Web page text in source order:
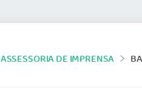
ASSESSORIA DE IMPRENSA